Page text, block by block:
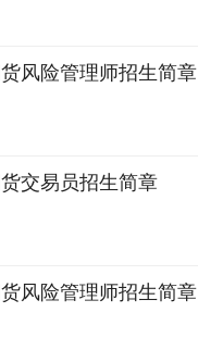
风险管理师招生简章
交易员招生简章
风险管理师招生简章